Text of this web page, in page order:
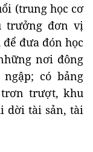
(trung học cơ
trưởng đơn vị
đưa đón học
nơi đông
có bảng
trượt, khu
dời tài sản, tài